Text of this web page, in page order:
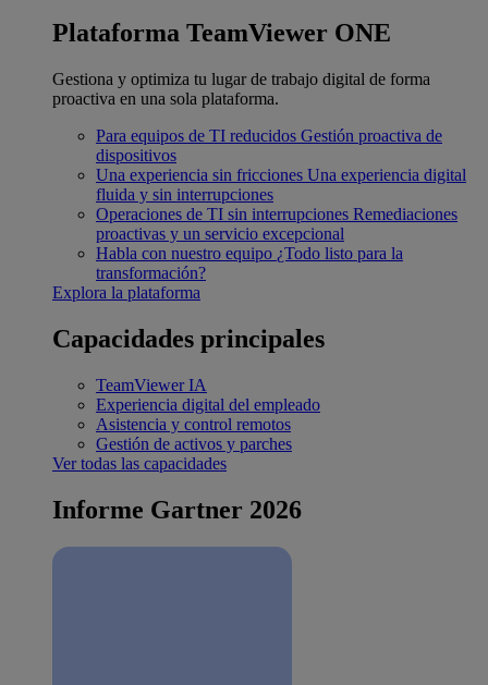
Plataforma TeamViewer ONE
Gestiona y optimiza tu lugar de trabajo digital de forma
proactiva en una sola plataforma.
Para equipos de TI reducidos Gestión proactiva de
dispositivos
Una experiencia sin fricciones Una experiencia digital
fluida y sin interrupciones
Operaciones de TI sin interrupciones Remediaciones
proactivas y un servicio excepcional
Habla con nuestro equipo ¿Todo listo para la
transformación?
Explora la plataforma
Capacidades principales
TeamViewer IA
Experiencia digital del empleado
Asistencia y control remotos
Gestión de activos y parches
Ver todas las capacidades
Informe Gartner 2026